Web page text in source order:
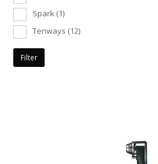
Spark (1)
Tenways (12)
Filter